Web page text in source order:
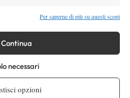
Per saperne di più su questi scopi
Continua
necessari
opzioni
Darderi resta l’ultima speranza
i giovani alzano la voce: la nuova
inizia a far paura